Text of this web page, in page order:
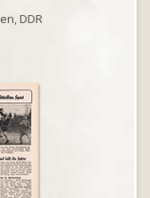
DDR